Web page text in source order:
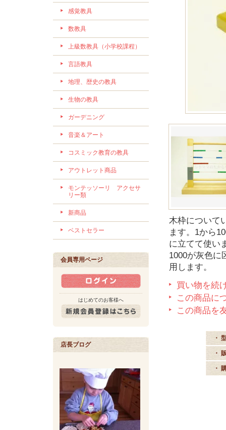
感覚教具
数教具
上級数教具（小学校課程）
言語教具
地理、歴史の教具
生物の教具
ガーデニング
音楽＆アート
コスミック教育の教具
アウトレット商品
モンテッソーリ アクセサ
リー類
新商品
ベストセラー
会員専用ページ
はじめてのお客様へ
店長ブログ
木枠について
ます。1から
に立てて使い
1000が灰色に
用します。
買い物を続
この商品に
この商品を
・
・
・